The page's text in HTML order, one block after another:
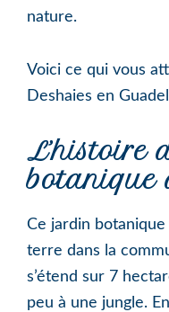
nature.
Voici ce qui vous
Deshaies en
L’histoire
botanique
Ce jardin botanique
terre dans la
s’étend sur 7
peu à une jungle.